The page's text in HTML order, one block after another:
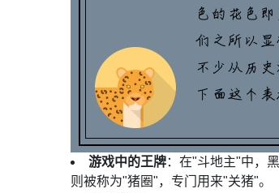
游戏中的王牌：在"斗地主"中，
则被称为"猪圈"，专门用来"关猪"。